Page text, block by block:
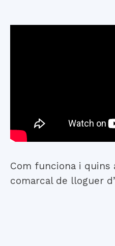
Com funciona i quins
comarcal de lloguer